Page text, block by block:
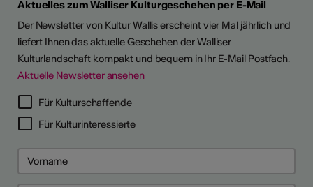
Aktuelles zum Walliser Kulturgeschehen per E-Mail
Der Newsletter von Kultur Wallis erscheint vier Mal jährlich und
liefert Ihnen das aktuelle Geschehen der Walliser
Kulturlandschaft kompakt und bequem in Ihr E-Mail Postfach.
Aktuelle Newsletter ansehen
Für Kulturschaffende
Für Kulturinteressierte